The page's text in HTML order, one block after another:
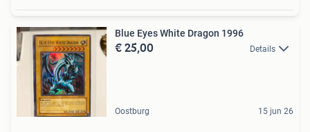
Blue Eyes White Dragon 1996
€ 25,00 Details
Oostburg 15 jun 26